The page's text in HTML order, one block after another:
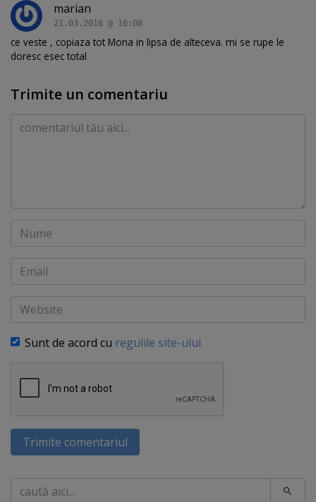
marian
21.03.2016 @ 16:08
ce veste , copiaza tot Mona in lipsa de alteceva. mi se rupe le
doresc esec total
Trimite un comentariu
Comentariu
Nume
Email
Website
Sunt de acord cu regulile site-ului
Trimite comentariul
Caută